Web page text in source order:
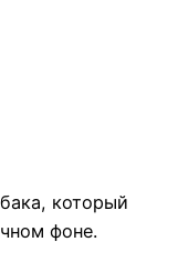
который
фоне.